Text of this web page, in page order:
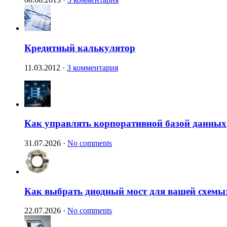
Кредитный калькулятор
11.03.2012 · 3 комментария
Как управлять корпоративной базой данных
31.07.2026 · No comments
Как выбрать диодный мост для вашей
22.07.2026 · No comments